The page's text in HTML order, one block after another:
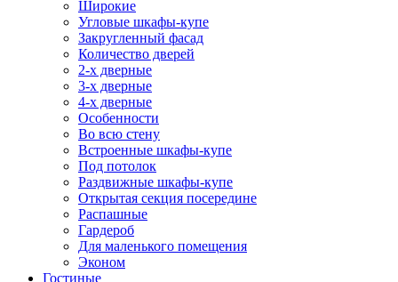
Широкие
Угловые шкафы-купе
Закругленный фасад
Количество дверей
2-х дверные
3-х дверные
4-х дверные
Особенности
Во всю стену
Встроенные шкафы-купе
Под потолок
Раздвижные шкафы-купе
Открытая секция посередине
Распашные
Гардероб
Для маленького помещения
Эконом
Гостиные